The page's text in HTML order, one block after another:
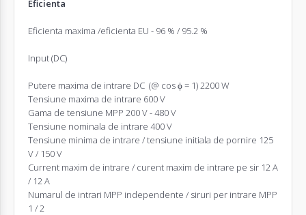
Eficienta
Eficienta maxima /eficienta EU - 96 % / 95.2 %
Input (DC)
Putere maxima de intrare DC (@ cos ϕ = 1) 2200 W
Tensiune maxima de intrare 600 V
Gama de tensiune MPP 200 V - 480 V
Tensiune nominala de intrare 400 V
Tensiune minima de intrare / tensiune initiala de pornire 125
V / 150 V
Current maxim de intrare / curent maxim de intrare pe sir 12 A
/ 12 A
Numarul de intrari MPP independente / siruri per intrare MPP
1 / 2